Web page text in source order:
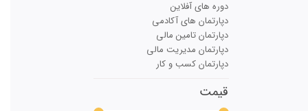
دوره های آفلاین
دپارتمان های آکادمی
دپارتمان تامین مالی
دپارتمان مدیریت مالی
دپارتمان کسب و کار
قیمت